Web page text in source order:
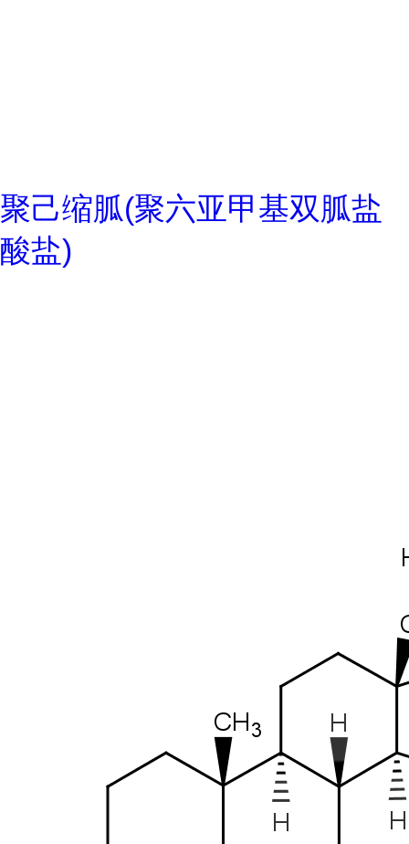
聚己缩胍(聚六亚甲基双胍盐
酸盐)